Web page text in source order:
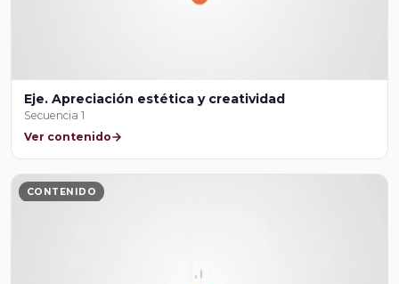
Eje. Apreciación estética y creatividad
Secuencia 1
Ver contenido
CONTENIDO